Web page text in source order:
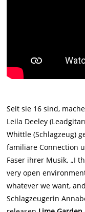
Seit sie 16 sind,
Leila Deeley
Whittle (Schlagzeug)
familiäre Connection
Faser ihrer Musik. „I
very open
whatever we want,
Schlagzeugerin